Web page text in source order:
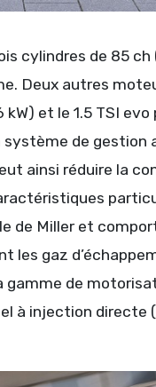
cylindres de 85
Deux autres
et le 1.5 TSI
de
ainsi réduire la
de Miller et
gaz
de
à injection directe